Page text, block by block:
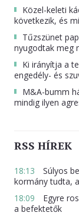
Közel-keleti
következik, és
Tűzszünet
nyugodtak meg
Ki irányítja a
engedély- és
M&A-bumm
mindig ilyen
RSS HÍREK
18:13
Súlyos
kormány tudta,
18:09
Egyre
a befektetők